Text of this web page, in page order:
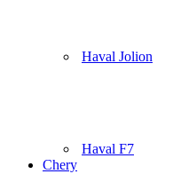
Haval Jolion
Haval F7
Chery